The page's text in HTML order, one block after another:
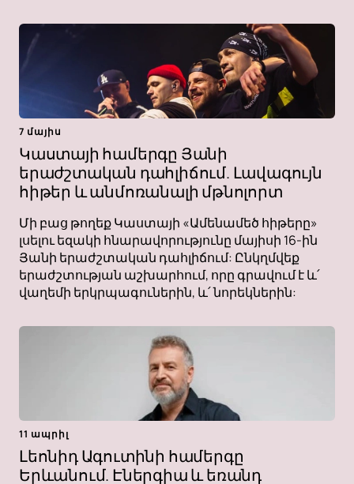
7 մայիս
Կաստայի համերգը Յանի
երաժշտական ​​դահլիճում. Լավագույն
հիթեր և անմոռանալի մթնոլորտ
Մի բաց թողեք Կաստայի «Ամենամեծ հիթերը»
լսելու եզակի հնարավորությունը մայիսի 16-ին
Յանի երաժշտական ​​դահլիճում: Ընկղմվեք
երաժշտության աշխարհում, որը գրավում է և՛
վաղեմի երկրպագուներին, և՛ նորեկներին:
11 ապրիլ
Լեոնիդ Ագուտինի համերգը
Երևանում. Էներգիա և եռանդ